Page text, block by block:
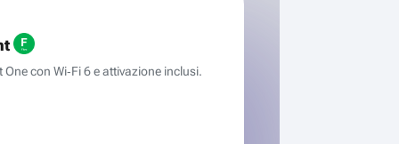
con Wi‑Fi 6 e attivazione inclusi.